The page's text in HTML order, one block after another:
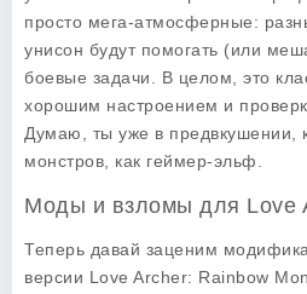
просто мега-атмосферные:
унисон будут помогать (или
боевые задачи. В целом, это
хорошим настроением и
Думаю, ты уже в предвкушении,
монстров, как геймер-эльф.
Моды и взломы для Love
Теперь давай заценим
версии Love Archer: Rainbow